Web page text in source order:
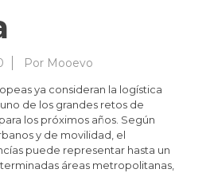
Por Mooevo
ya consideran la logística
de los grandes retos de
los próximos años. Según
y de movilidad, el
puede representar hasta un
áreas metropolitanas,